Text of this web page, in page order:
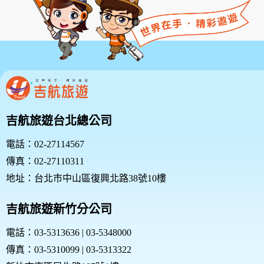
吉航旅遊台北總公司
電話：02-27114567
傳真：02-27110311
地址：台北市中山區復興北路38號10樓
吉航旅遊新竹分公司
電話：03-5313636 | 03-5348000
傳真：03-5310099 | 03-5313322